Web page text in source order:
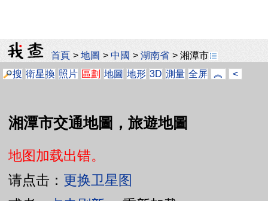
首頁 >地圖 >中國 >湖南省 >湘潭市
搜 衛星換 照片 區劃 地圖 地形 3D 測量 全屏 ︽ <
湘潭市交通地圖，旅遊地圖
地图加载出错。
请点击： 更换卫星图